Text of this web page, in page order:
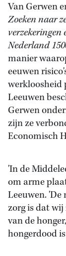
Van Gerwen
Zoeken naar
verzekeringen
Nederland
manier
eeuwen
werkloosheid
Leeuwen
Gerwen
zijn ze
Economisch
'In de
om arme
Leeuwen. 'De
zorg is dat
van de
hongerdood